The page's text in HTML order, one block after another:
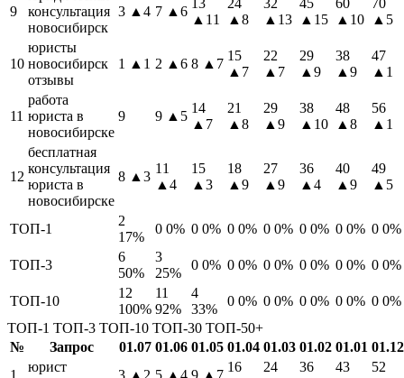
9
консультация
новосибирск
3 ▲4 7 ▲6
▲11
▲8
▲13
▲15
▲10
▲5
10
юристы
новосибирск
отзывы
1 ▲1 2 ▲6 8 ▲7
15
▲7
22
▲7
29
▲9
38
▲9
47
▲1
11
работа
юриста в
новосибирске
9 9 ▲5
14
▲7
21
▲8
29
▲9
38
▲10
48
▲8
56
▲1
12
бесплатная
консультация
юриста в
новосибирске
8 ▲3
11
▲4
15
▲3
18
▲9
27
▲9
36
▲4
40
▲9
49
▲5
ТОП-1
2
17%
0 0% 0 0% 0 0% 0 0% 0 0% 0 0% 0 0%
ТОП-3
6
50%
3
25%
0 0% 0 0% 0 0% 0 0% 0 0% 0 0%
ТОП-10
12
100%
11
92%
4
33%
0 0% 0 0% 0 0% 0 0% 0 0%
ТОП-1 ТОП-3 ТОП-10 ТОП-30 ТОП-50+
№
Запрос 01.07 01.06 01.05 01.04 01.03 01.02 01.01 01.12
1
юрист
3 ▲2 5 ▲4 9 ▲7
16
24
36
43
52